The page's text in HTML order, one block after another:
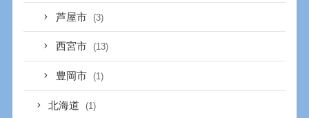
芦屋市 (3)
西宮市 (13)
豊岡市 (1)
北海道 (1)